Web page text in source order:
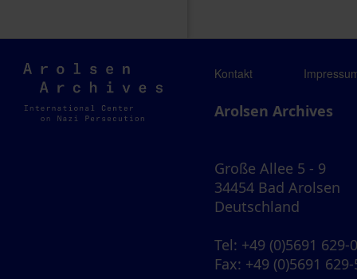
Arolsen
Archives
Kontakt
Arolsen Archives
Große Allee 5 - 9
34454 Bad Arolsen
Deutschland
Tel: +49 (0)5691 629-0
Fax: +49 (0)5691